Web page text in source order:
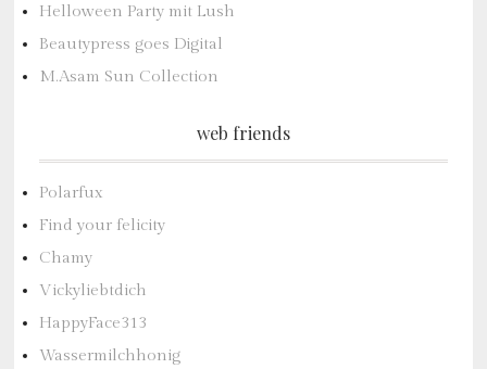
Helloween Party mit Lush
Beautypress goes Digital
M.Asam Sun Collection
web friends
Polarfux
Find your felicity
Chamy
Vickyliebtdich
HappyFace313
Wassermilchhonig